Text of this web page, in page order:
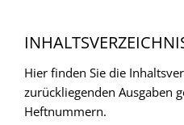
Hier finden Sie die
zurückliegenden Ausgaben
Heftnummern.